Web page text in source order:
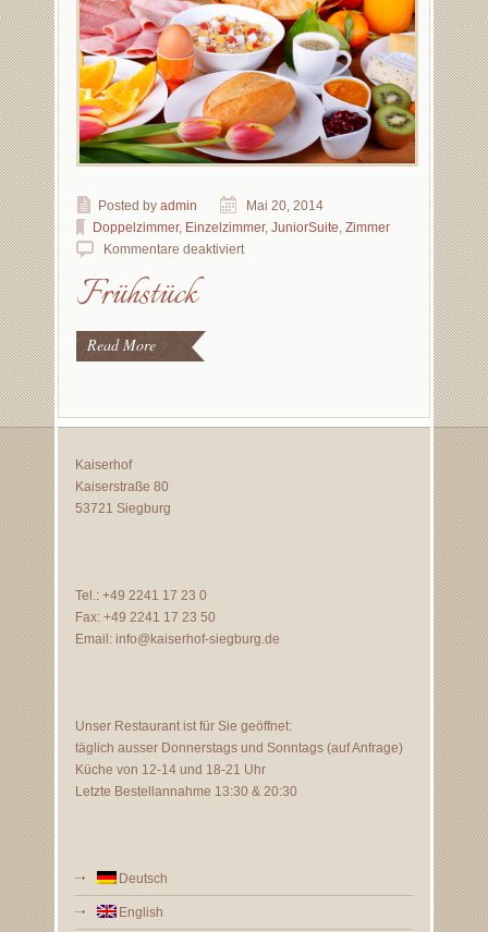
Posted by admin
Mai 20, 2014
Doppelzimmer, Einzelzimmer, JuniorSuite, Zimmer
Kommentare deaktiviert
Frühstück
Read More
Kaiserhof
Kaiserstraße 80
53721 Siegburg
Tel.: +49 2241 17 23 0
Fax: +49 2241 17 23 50
Email: info@kaiserhof-siegburg.de
Unser Restaurant ist für Sie geöffnet:
täglich ausser Donnerstags und Sonntags (auf Anfrage)
Küche von 12-14 und 18-21 Uhr
Letzte Bestellannahme 13:30 & 20:30
Deutsch
English